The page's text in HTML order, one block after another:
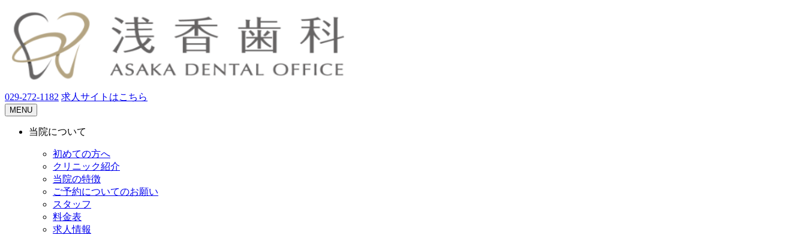
029-272-1182 求人サイトはこちら
MENU
当院について
初めての方へ
クリニック紹介
当院の特徴
ご予約についてのお願い
スタッフ
料金表
求人情報